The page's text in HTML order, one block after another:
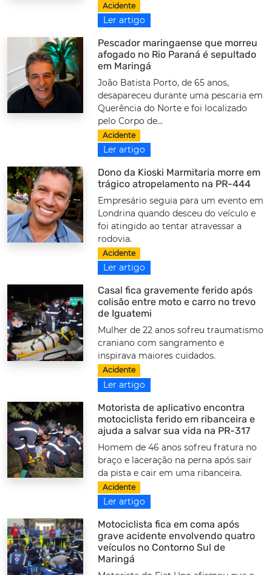
Acidente
Ler artigo
Pescador maringaense que morreu
afogado no Rio Paraná é sepultado
em Maringá
João Batista Porto, de 65 anos,
desapareceu durante uma pescaria em
Querência do Norte e foi localizado
pelo Corpo de...
Acidente
Ler artigo
Dono da Kioski Marmitaria morre em
trágico atropelamento na PR-444
Empresário seguia para um evento em
Londrina quando desceu do veículo e
foi atingido ao tentar atravessar a
rodovia.
Acidente
Ler artigo
Casal fica gravemente ferido após
colisão entre moto e carro no trevo
de Iguatemi
Mulher de 22 anos sofreu traumatismo
craniano com sangramento e
inspirava maiores cuidados.
Acidente
Ler artigo
Motorista de aplicativo encontra
motociclista ferido em ribanceira e
ajuda a salvar sua vida na PR-317
Homem de 46 anos sofreu fratura no
braço e laceração na perna após sair
da pista e cair em uma ribanceira.
Acidente
Ler artigo
Motociclista fica em coma após
grave acidente envolvendo quatro
veículos no Contorno Sul de
Maringá